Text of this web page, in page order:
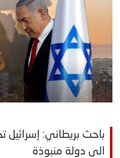
باحث بريطاني: إسرائيل
الى دولة منبوذة